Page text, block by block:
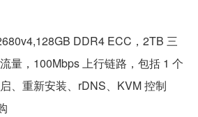
DDR4 ECC，2TB 三
量，100Mbps 上行链路，包括 1 个
、重新安装、rDNS、KVM 控制